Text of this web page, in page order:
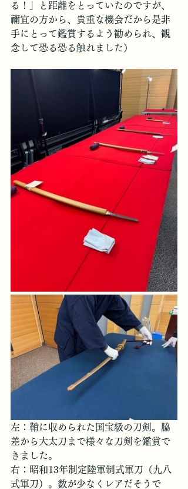
る！」と距離をとっていたのですが、
禰宜の方から、貴重な機会だから是非
手にとって鑑賞するよう勧められ、観
念して恐る恐る触れました）
左：鞘に収められた国宝級の刀剣。脇
差から大太刀まで様々な刀剣を鑑賞で
きました。
右：昭和13年制定陸軍制式軍刀（九八
式軍刀）。数が少なくレアだそうで